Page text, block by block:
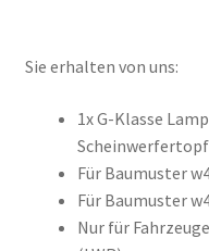
Sie erhalten von uns:
1x G-Klasse
Für Baumuster
Für Baumuster
Nur für